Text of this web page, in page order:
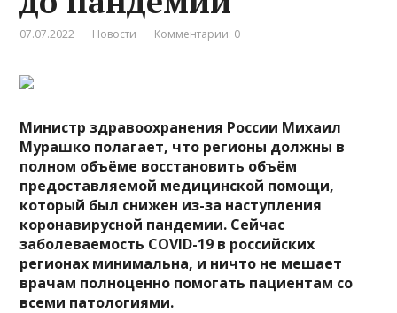
07.07.2022 Новости Комментарии: 0
Министр здравоохранения России Михаил
Мурашко полагает, что регионы должны в
полном объёме восстановить объём
предоставляемой медицинской помощи,
который был снижен из-за наступления
коронавирусной пандемии. Сейчас
заболеваемость COVID-19 в российских
регионах минимальна, и ничто не мешает
врачам полноценно помогать пациентам со
всеми патологиями.